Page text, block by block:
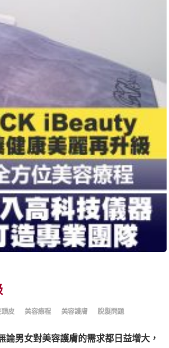
皮 美容療程 美容護膚
脫髮問題
論男女對美容護膚的需求都日益增大，